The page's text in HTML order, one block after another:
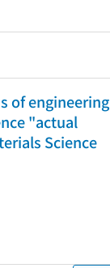
of engineering
"actual
Science